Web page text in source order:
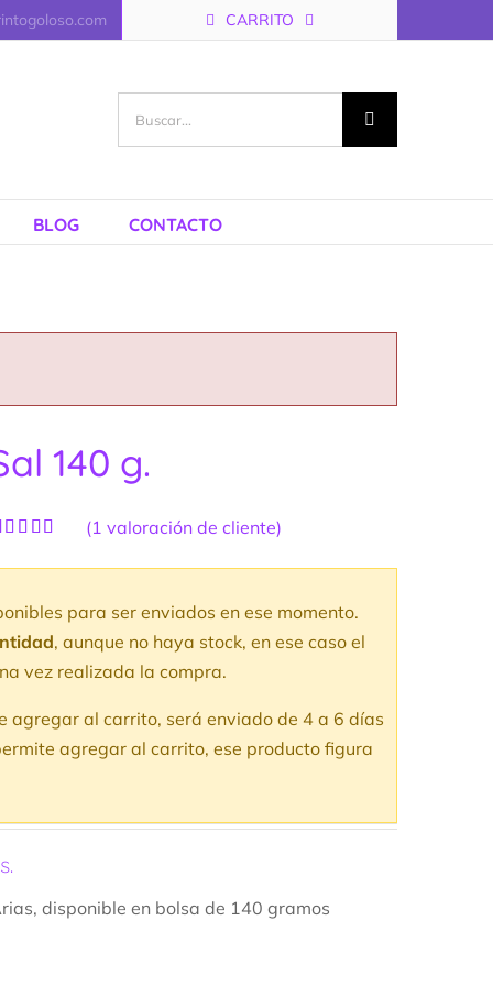
CARRITO
BLOG CONTACTO
140 g.
5.00de
un cliente
(1 valoración de cliente)
para ser enviados en ese momento.
, aunque no haya stock, en ese caso el
vez realizada la compra.
agregar al carrito, será enviado de 4 a 6 días
agregar al carrito, ese producto figura
disponible en bolsa de 140 gramos